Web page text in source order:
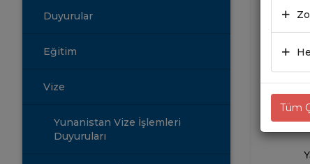
Duyurular
Eğitim
Vize
Yunanistan Vize İşlemleri
Duyuruları
Bu
Tüm